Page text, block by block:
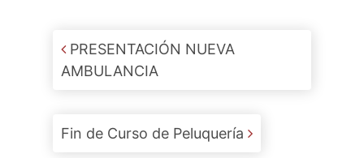
Post navigation
PRESENTACIÓN NUEVA
AMBULANCIA
Fin de Curso de Peluquería